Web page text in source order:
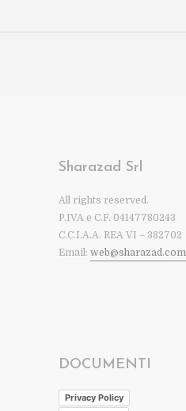
Sharazad Srl
All rights reserved.
P.IVA e C.F. 04147780243
C.C.I.A.A. REA VI – 382702
Email: web@sharazad.com
DOCUMENTI
Privacy Policy